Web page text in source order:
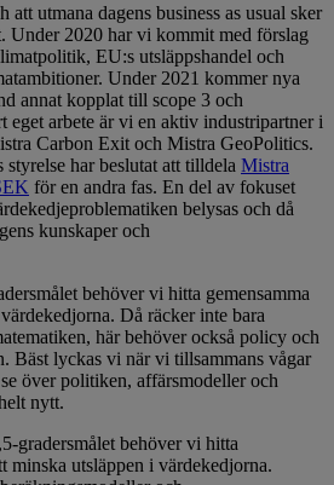
att utmana dagens business as usual sker
Under 2020 har vi kommit med förslag
EU:s utsläppshandel och
Under 2021 kommer nya
annat kopplat till scope 3 och
eget arbete är vi en aktiv industripartner i
Carbon Exit och Mistra GeoPolitics.
har beslutat att tilldela Mistra
för en andra fas. En del av fokuset
belysas och då
kunskaper och
behöver vi hitta gemensamma
Då räcker inte bara
här behöver också policy och
Bäst lyckas vi när vi tillsammans vågar
över politiken, affärsmodeller och
nytt.
gradersmålet behöver vi hitta
minska utsläppen i värdekedjorna.